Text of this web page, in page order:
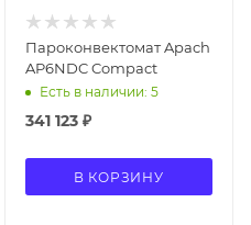
Пароконвектомат Apach
AP6NDC Compact
Есть в наличии: 5
341 123₽
В КОРЗИНУ